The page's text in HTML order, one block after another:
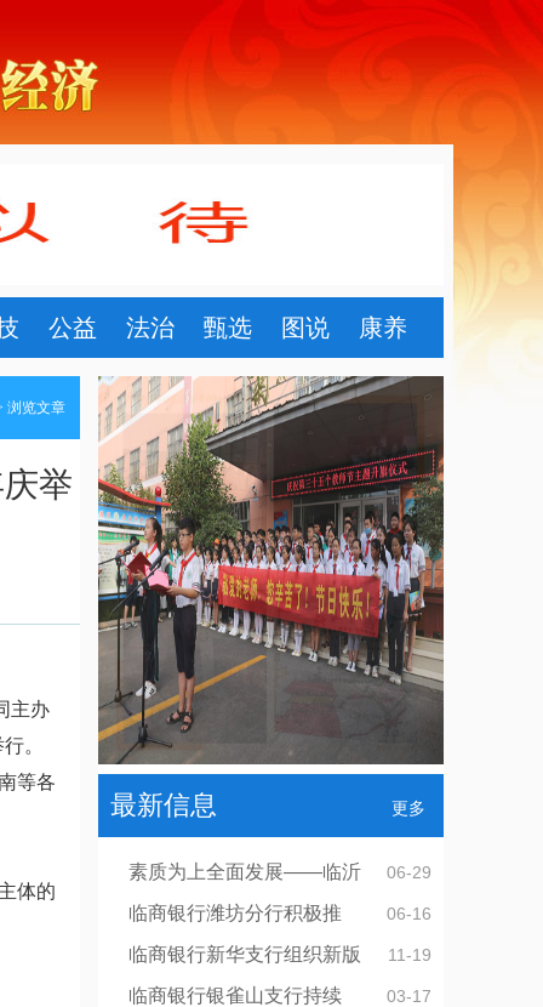
公益 法治 甄选 图说 康养
浏览文章
举
主办
。
等各
体的
更多
最新信息
06-29
素质为上全面发展——临沂
06-16
临商银行潍坊分行积极推
11-19
临商银行新华支行组织新版
03-17
临商银行银雀山支行持续